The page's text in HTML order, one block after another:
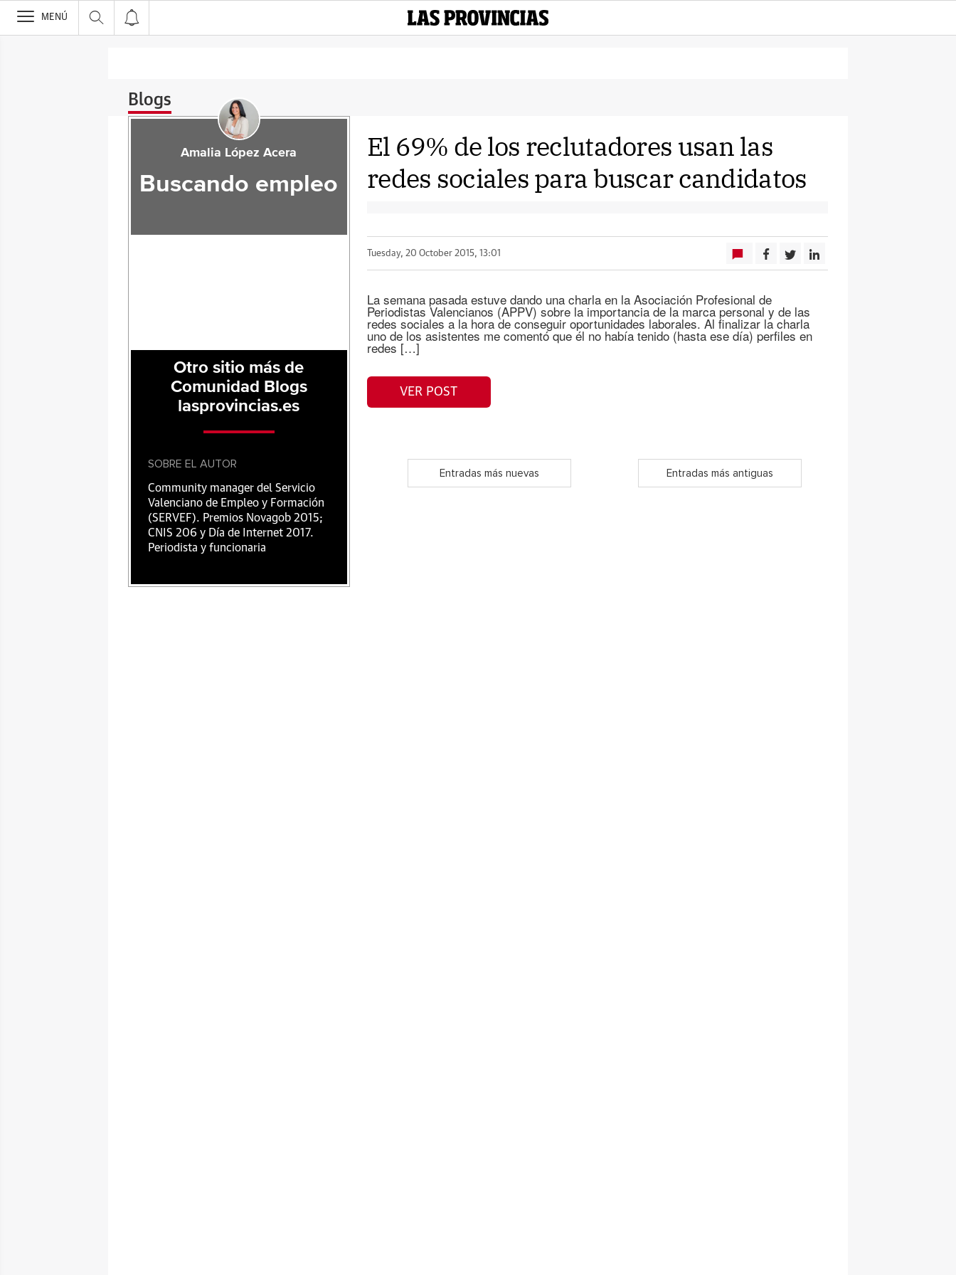
>
MENÚ
Blogs
El 69% de los reclutadores usan las
redes sociales para buscar candidatos
Tuesday, 20 October 2015, 13:01
La semana pasada estuve dando una charla en la Asociación Profesional de
Periodistas Valencianos (APPV) sobre la importancia de la marca personal y de las
redes sociales a la hora de conseguir oportunidades laborales. Al finalizar la charla
uno de los asistentes me comentó que él no había tenido (hasta ese día) perfiles en
redes […]
VER POST
Entradas más nuevas Entradas más antiguas
Amalia López Acera
Buscando empleo
Otro sitio más de
Comunidad Blogs
lasprovincias.es
SOBRE EL AUTOR
Community manager del Servicio
Valenciano de Empleo y Formación
(SERVEF). Premios Novagob 2015;
CNIS 206 y Día de Internet 2017.
Periodista y funcionaria